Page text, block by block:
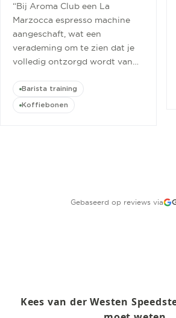
“Bij Aroma Club een La
Marzocca espresso machine
aangeschaft, wat een
verademing om te zien dat je
volledig ontzorgd wordt van
cursus.”
Barista training
Koffiebonen
Gebaseerd op reviews via
Kees van der Westen